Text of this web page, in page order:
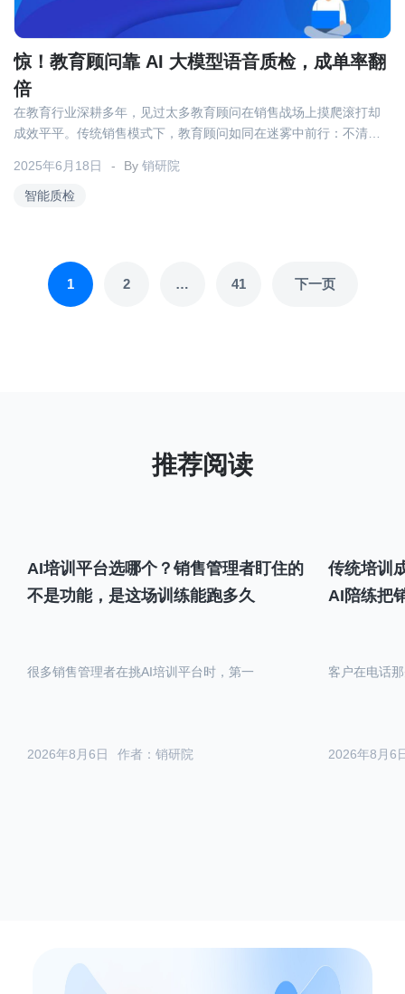
智能质检
惊！教育顾问靠 AI 大模型语音质检，成单率翻
倍
2025年6月18日 By 销研院
在教育行业深耕多年，见过太多教育顾问在销售战场上摸爬滚打却
成效平平。传统销售模式下，教育顾问如同在迷雾中前行：不清楚
依旧低迷。而AI 大模型语音质检的出现，宛如一盏明灯，为教育顾
问照亮了销售之路，让众多教育顾问实现了成单率翻倍的惊人突
1 2 … 41 下一页
AI培训平台选哪个？销售管理者盯住的
不是功能，是这场训练能跑多久
作者：销研院
2026年8月6日
很多销售管理者在挑AI培训平台时，第一
传统培训
AI陪练把
2026年8月6
客户在电话